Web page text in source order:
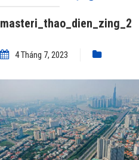
masteri_thao_dien_zing_2
4 Tháng 7, 2023